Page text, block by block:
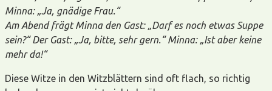
Minna: „Ja, gnädige Frau.“
Am Abend frägt Minna den Gast: „Darf es noch etwas Suppe
sein?“ Der Gast: „Ja, bitte, sehr gern.“ Minna: „Ist aber keine
mehr da!“
Diese Witze in den Witzblättern sind oft flach, so richtig